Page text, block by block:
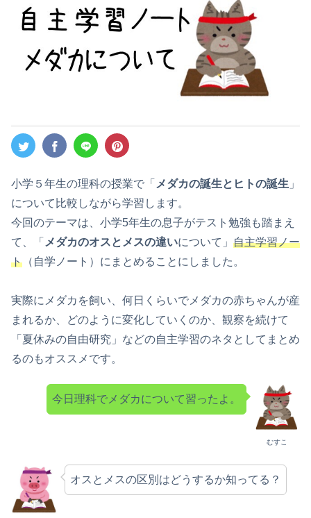
小学５年生の理科の授業で「 メダカの誕生とヒトの誕生 」
について比較しながら学習します。
今回のテーマは、小学5年生の息子がテスト勉強も踏まえ
て、「 メダカのオスとメスの違いについて」 自主学習ノー
ト （自学ノート）にまとめることにしました。
実際にメダカを飼い、何日くらいでメダカの赤ちゃんが産
まれるか、どのように変化していくのか、観察を続けて
「夏休みの自由研究」などの自主学習のネタとしてまとめ
るのもオススメです。
むすこ
今日理科でメダカについて習ったよ。
オスとメスの区別はどうするか知ってる？